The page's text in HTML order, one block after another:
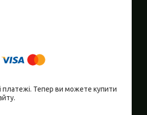
платежі. Тепер ви можете купити